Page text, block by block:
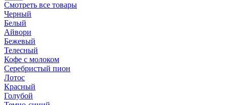
Смотреть все товары
Черный
Белый
Айвори
Бежевый
Телесный
Кофе с молоком
Серебристый пион
Лотос
Красный
Голубой